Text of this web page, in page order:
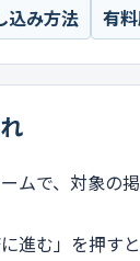
込み方法
有
ムで、対象の
に進む」を押す